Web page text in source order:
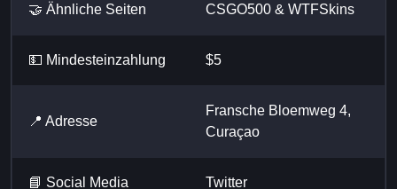
🤝 Ähnliche Seiten CSGO500 & WTFSkins
💵 Mindesteinzahlung $5
📍 Adresse
Fransche Bloemweg 4,
Curaçao
📘 Social Media Twitter